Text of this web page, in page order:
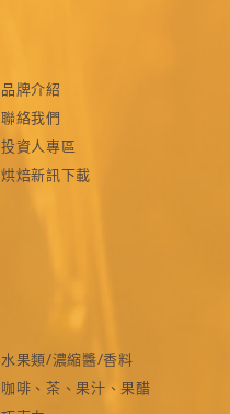
品牌介紹
聯絡我們
投資人專區
烘焙新訊下載
水果類/濃縮醬/香料
咖啡、茶、果汁、果醋